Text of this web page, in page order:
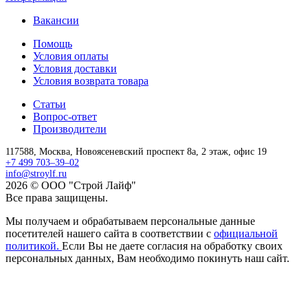
Вакансии
Помощь
Условия оплаты
Условия доставки
Условия возврата товара
Статьи
Вопрос-ответ
Производители
117588, Москва, Новоясеневский проспект 8а, 2 этаж, офис 19
+7 499 703–39–02
info@stroylf.ru
2026 © ООО "Строй Лайф"
Все права защищены.
Мы получаем и обрабатываем персональные данные
посетителей нашего сайта в соответствии с официальной
политикой. Если Вы не даете согласия на обработку своих
персональных данных, Вам необходимо покинуть наш сайт.